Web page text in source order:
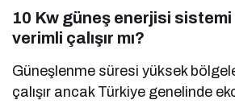
10 Kw güneş enerjisi
verimli çalışır mı?
Güneşlenme süresi yüksek
çalışır ancak Türkiye genelinde